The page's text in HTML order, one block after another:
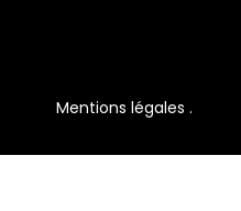
Mentions légales . Site